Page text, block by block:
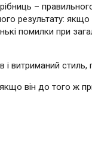
–
результату:
помилки при
і витриманий
він до того ж